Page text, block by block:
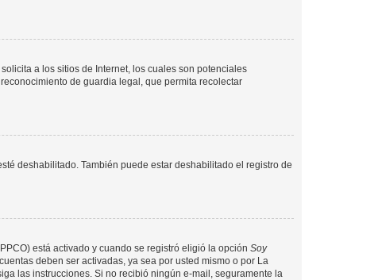
a los sitios de Internet, los cuales son potenciales
de guardia legal, que permita recolectar
deshabilitado. También puede estar deshabilitado el registro de
está activado y cuando se registró eligió la opción Soy
deben ser activadas, ya sea por usted mismo o por La
las instrucciones. Si no recibió ningún e-mail, seguramente la